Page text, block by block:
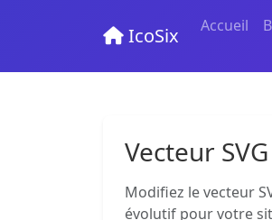
IcoSix Accueil
Vecteur
Modifiez le vecteur
évolutif pour votre